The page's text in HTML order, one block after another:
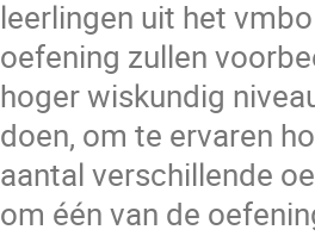
leerlingen uit het
oefening zullen
hoger wiskundig
doen, om te ervaren
aantal verschillende
om één van de